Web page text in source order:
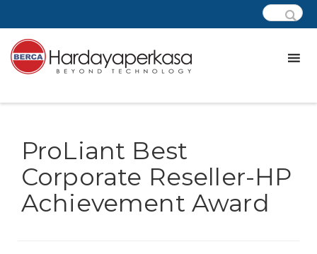
ProLiant Best
Corporate Reseller-HP
Achievement Award